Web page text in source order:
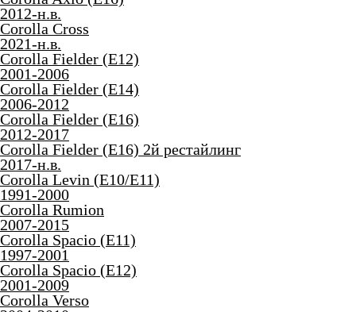
2012-н.в.
Corolla Cross
2021-н.в.
Corolla Fielder (E12)
2001-2006
Corolla Fielder (E14)
2006-2012
Corolla Fielder (E16)
2012-2017
Corolla Fielder (E16) 2й рестайлинг
2017-н.в.
Corolla Levin (E10/E11)
1991-2000
Corolla Rumion
2007-2015
Corolla Spacio (E11)
1997-2001
Corolla Spacio (E12)
2001-2009
Corolla Verso